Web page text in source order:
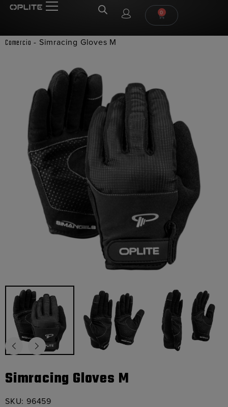
0
Comercio - Simracing Gloves M
Simracing Gloves M
SKU: 96459